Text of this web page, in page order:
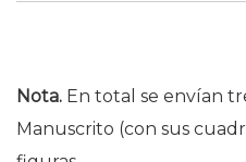
Nota. En total se envían
Manuscrito (con sus